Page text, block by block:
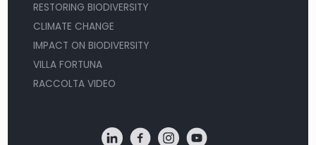
RESTORING BIODIVERSITY
CLIMATE CHANGE
IMPACT ON BIODIVERSITY
VILLA FORTUNA
RACCOLTA VIDEO